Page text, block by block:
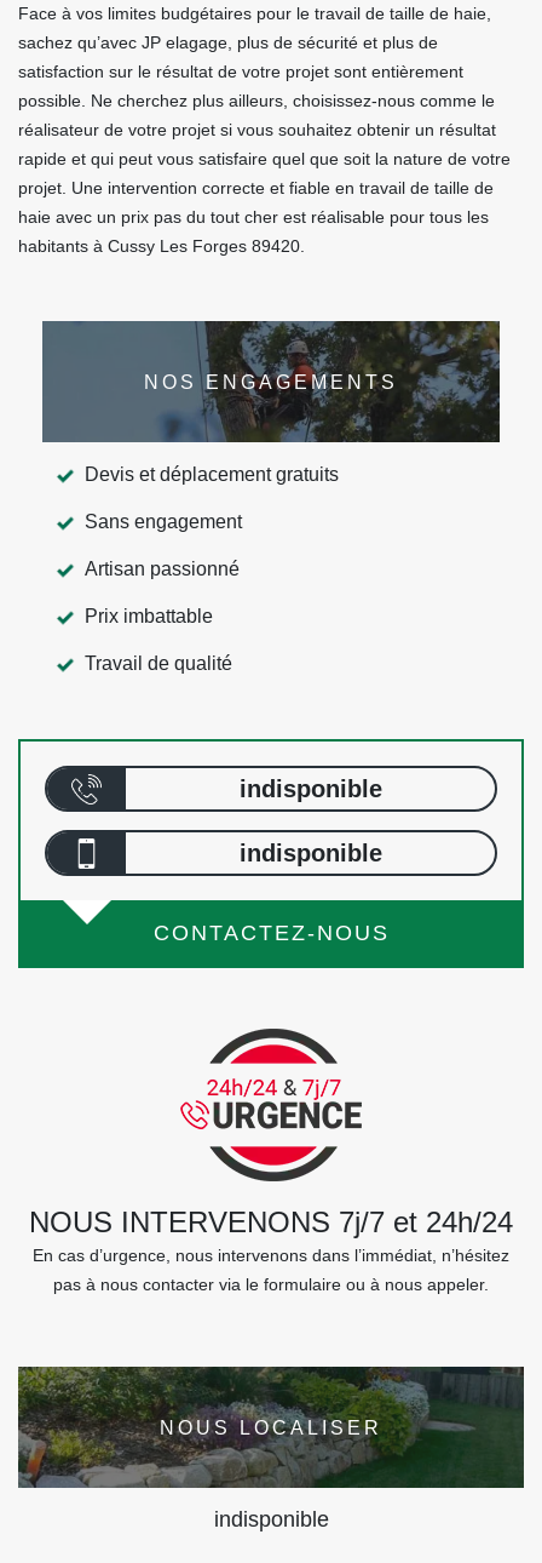
Face à vos limites budgétaires pour le travail de taille de haie,
sachez qu’avec JP elagage, plus de sécurité et plus de
satisfaction sur le résultat de votre projet sont entièrement
possible. Ne cherchez plus ailleurs, choisissez-nous comme le
réalisateur de votre projet si vous souhaitez obtenir un résultat
rapide et qui peut vous satisfaire quel que soit la nature de votre
projet. Une intervention correcte et fiable en travail de taille de
haie avec un prix pas du tout cher est réalisable pour tous les
habitants à Cussy Les Forges 89420.
NOS ENGAGEMENTS
Devis et déplacement gratuits
Sans engagement
Artisan passionné
Prix imbattable
Travail de qualité
indisponible
indisponible
CONTACTEZ-NOUS
NOUS INTERVENONS 7j/7 et 24h/24
En cas d’urgence, nous intervenons dans l’immédiat, n’hésitez
pas à nous contacter via le formulaire ou à nous appeler.
NOUS LOCALISER
indisponible